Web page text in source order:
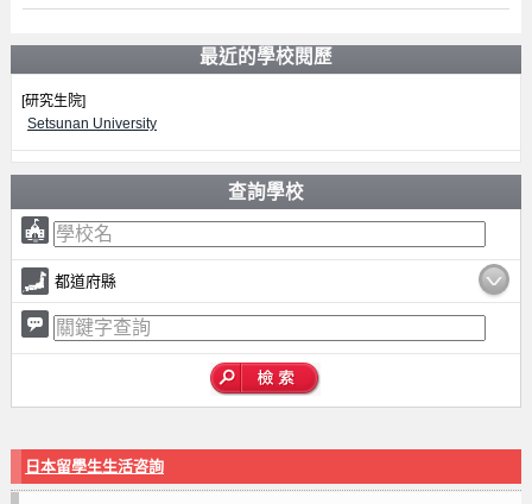
最近的學校閱歷
[研究生院]
Setsunan University
查詢學校
都道府縣
日本留學生生活咨詢